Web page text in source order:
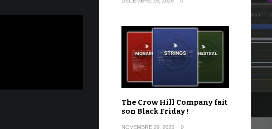
The Crow Hill Company fait
son Black Friday !
NOVEMBRE 29, 2025 0